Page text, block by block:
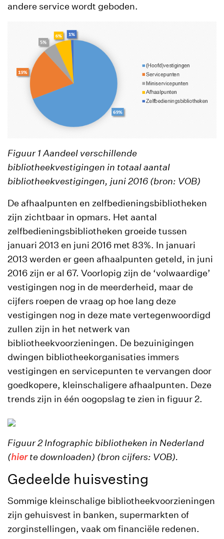
andere service wordt geboden.
Figuur 1 Aandeel verschillende
bibliotheekvestigingen in totaal aantal
bibliotheekvestigingen, juni 2016 (bron: VOB)
De afhaalpunten en zelfbedieningsbibliotheken
zijn zichtbaar in opmars. Het aantal
zelfbedieningsbibliotheken groeide tussen
januari 2013 en juni 2016 met 83%. In januari
2013 werden er geen afhaalpunten geteld, in juni
2016 zijn er al 67. Voorlopig zijn de ‘volwaardige’
vestigingen nog in de meerderheid, maar de
cijfers roepen de vraag op hoe lang deze
vestigingen nog in deze mate vertegenwoordigd
zullen zijn in het netwerk van
bibliotheekvoorzieningen. De bezuinigingen
dwingen bibliotheekorganisaties immers
vestigingen en servicepunten te vervangen door
goedkopere, kleinschaligere afhaalpunten. Deze
trends zijn in één oogopslag te zien in figuur 2.
Figuur 2 Infographic bibliotheken in Nederland
(hierte downloaden) (bron cijfers: VOB).
Gedeelde huisvesting
Sommige kleinschalige bibliotheekvoorzieningen
zijn gehuisvest in banken, supermarkten of
zorginstellingen, vaak om financiële redenen.